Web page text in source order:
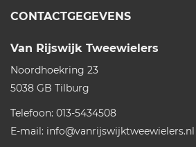
CONTACTGEGEVENS
Van Rijswijk Tweewielers
Noordhoekring 23
5038 GB Tilburg
Telefoon: 013-5434508
E-mail: info@vanrijswijktweewielers.nl